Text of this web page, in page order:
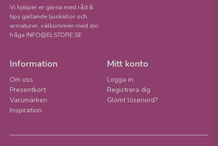
Vi hjälper er gärna med råd &
tips gällande ljuskällor och
armaturer, välkommen med din
fråga INFO@ELSTORE.SE
Information
Om oss
Presentkort
Varumärken
Inspiration
Mitt konto
Logga in
Registrera dig
Glömt lösenord?